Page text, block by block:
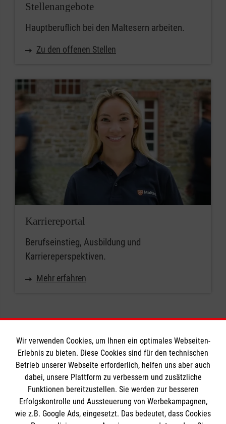
Stellenangebote
Hauptberuflich bei den Maltesern arbeiten.
Zu den offenen Stellen
Karriereportal
Berufseinstieg, Ausbildung und
Karriereperspektiven.
Mehr erfahren
Informationen
Impressum
Datenschutz
Wir verwenden Cookies, um Ihnen ein optimales Webseiten-
Erlebnis zu bieten. Diese Cookies sind für den technischen
Betrieb unserer Webseite erforderlich, helfen uns aber auch
dabei, unsere Plattform zu verbessern und zusätzliche
Funktionen bereitzustellen. Sie werden zur besseren
Erfolgskontrolle und Aussteuerung von Werbekampagnen,
wie z.B. Google Ads, eingesetzt. Das bedeutet, dass Cookies